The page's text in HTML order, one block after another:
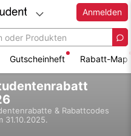
Anmelden
Gutscheinheft Rabatt-Map
& Rabattcodes
31.10.2025.